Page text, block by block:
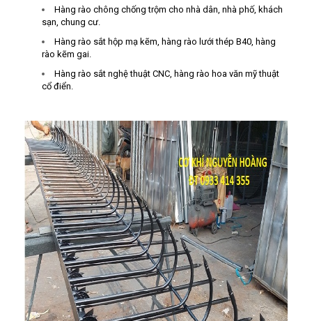
Hàng rào chông chống trộm cho nhà dân, nhà phố, khách
sạn, chung cư.
Hàng rào sắt hộp mạ kẽm, hàng rào lưới thép B40, hàng
rào kẽm gai.
Hàng rào sắt nghệ thuật CNC, hàng rào hoa văn mỹ thuật
cổ điển.